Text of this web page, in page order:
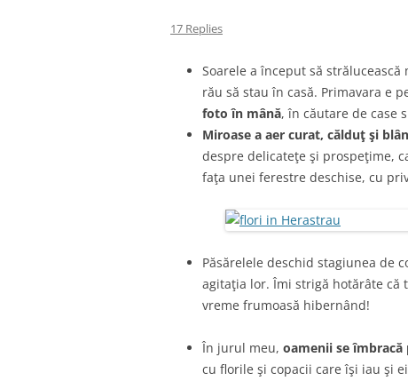
17 Replies
Soarele a început să
rău să stau în casă. Primavara e
foto în mână, în căutare de case
Miroase a aer curat, călduţ şi
despre delicateţe şi prospeţime,
faţa unei ferestre deschise, cu
Păsărelele deschid stagiunea de
agitaţia lor. Îmi strigă hotărâte că
vreme frumoasă hibernând!
În jurul meu, oamenii se îmbracă
cu florile şi copacii care îşi iau şi